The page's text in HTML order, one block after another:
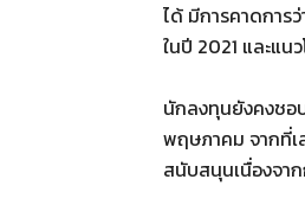
ได้ มีการคาดการ
ในปี 2021 และแน
นักลงทุนยังคงชอ
พฤษภาคม จากที่เ
สนับสนุนเนื่องจา